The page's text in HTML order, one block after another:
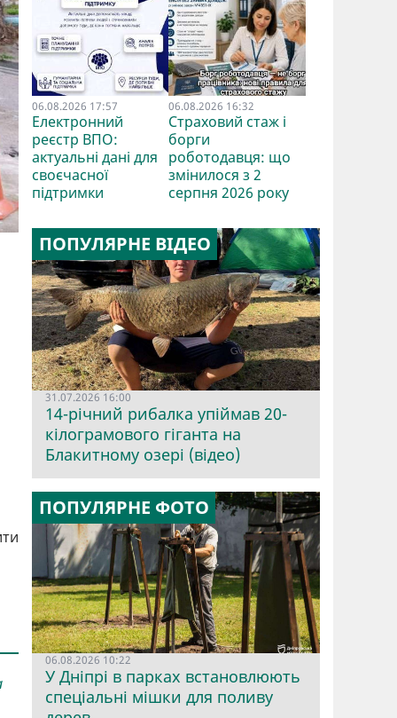
06.08.2026 17:57
Електронний
реєстр ВПО:
актуальні дані для
своєчасної
підтримки
06.08.2026 16:32
Страховий стаж і
борги
роботодавця: що
змінилося з 2
серпня 2026 року
ПОПУЛЯРНЕ ВІДЕО
31.07.2026 16:00
14-річний рибалка упіймав 20-
кілограмового гіганта на
Блакитному озері (відео)
ПОПУЛЯРНЕ ФОТО
06.08.2026 10:22
У Дніпрі в парках встановлюють
спеціальні мішки для поливу